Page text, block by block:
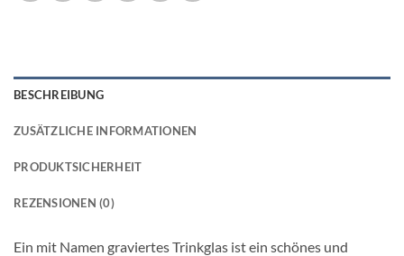
BESCHREIBUNG
ZUSÄTZLICHE INFORMATIONEN
PRODUKTSICHERHEIT
REZENSIONEN (0)
Ein mit Namen graviertes Trinkglas ist ein schönes und